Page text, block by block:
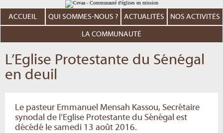
au
contenu.
Aller
personnels
ACCUEIL QUI SOMMES-NOUS ? ACTUALITÉS NOS ACTIVITÉS
LA COMMUNAUTÉ
L’Eglise Protestante du Sénégal
en deuil
Le pasteur Emmanuel Mensah Kassou, Secrétaire
synodal de l’Eglise Protestante du Sénégal est
décédé le samedi 13 août 2016.